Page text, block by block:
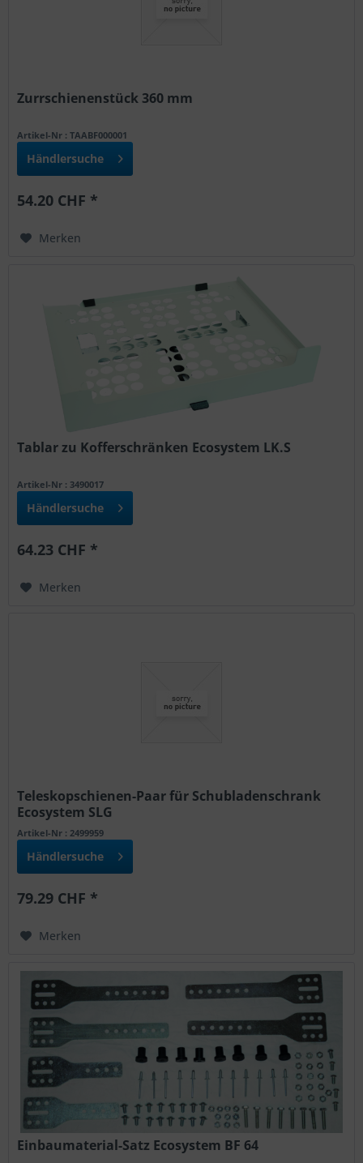
Zurrschienenstück 360 mm
Artikel-Nr : TAABF000001
Händlersuche
54.20 CHF *
Merken
Tablar zu Kofferschränken Ecosystem LK.S
Artikel-Nr : 3490017
Händlersuche
64.23 CHF *
Merken
Teleskopschienen-Paar für Schubladenschrank
Ecosystem SLG
Artikel-Nr : 2499959
Händlersuche
79.29 CHF *
Merken
Einbaumaterial-Satz Ecosystem BF 64